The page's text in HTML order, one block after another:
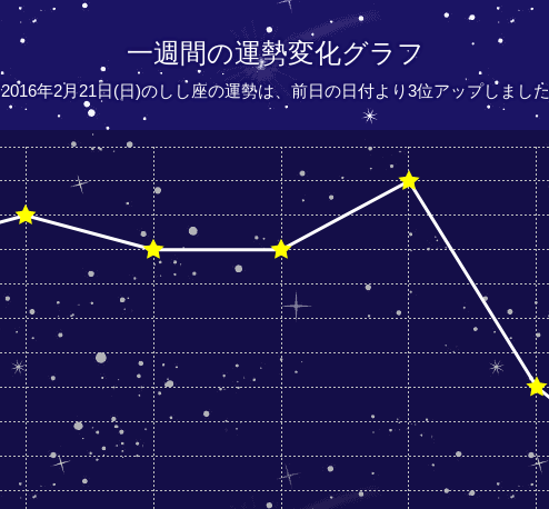
一週間の運勢変化グラフ
2016年2月21日(日)のしし座の運勢は、前日の日付より3位アップしました